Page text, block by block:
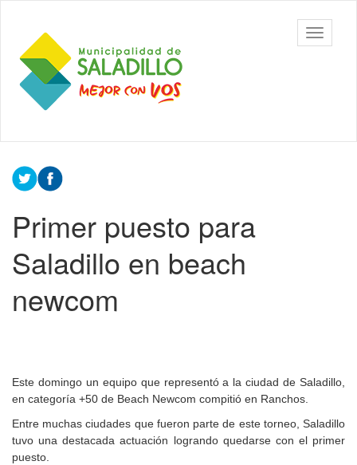
contenido
principal
Municipalidad
de Saladillo
barra
Contenido
principal
Primer puesto para
Saladillo en beach
newcom
Este domingo un equipo que representó a la ciudad de Saladillo,
en categoría +50 de Beach Newcom compitió en Ranchos.
Entre muchas ciudades que fueron parte de este torneo, Saladillo
tuvo una destacada actuación logrando quedarse con el primer
puesto.